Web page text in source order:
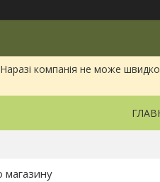
Наразі компанія не може